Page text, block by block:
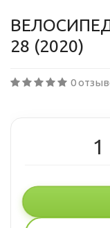
ВЕЛОСИПЕД
28 (2020)
0
1